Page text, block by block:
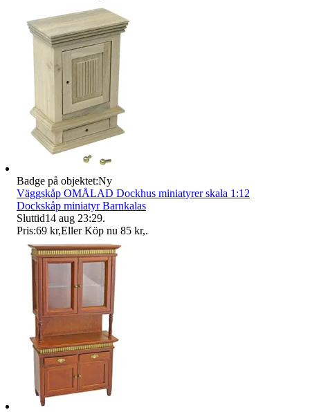
Badge på objektet:Ny
Väggskåp OMÅLAD Dockhus miniatyrer skala 1:12
Dockskåp miniatyr Barnkalas
Sluttid14 aug 23:29.
Pris:69 kr,Eller Köp nu 85 kr,.